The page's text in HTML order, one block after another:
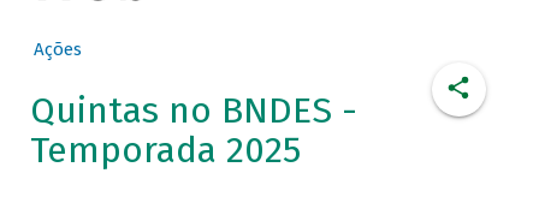
Ações
Quintas no BNDES -
Temporada 2025